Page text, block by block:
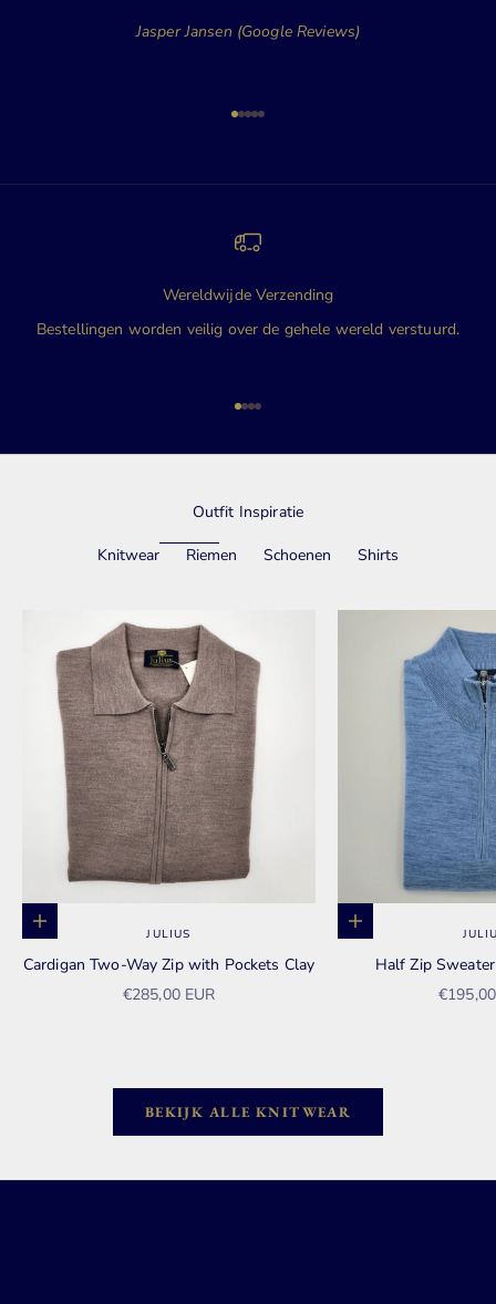
Jasper Jansen (Google Reviews)
Naar artikel 1
Naar artikel 2
Naar artikel 3
Naar artikel 4
Naar artikel 5
Wereldwijde Verzending
Bestellingen worden veilig over de gehele wereld verstuurd.
Naar artikel 1
Naar artikel 2
Naar artikel 3
Naar artikel 4
Outfit Inspiratie
Knitwear Riemen Schoenen Shirts
Opties kiezen JULIUS
Cardigan Two-Way Zip with Pockets Clay
Aanbiedingsprijs
€285,00 EUR
Opties kiezen
Half Zip
BEKIJK ALLE KNITWEAR